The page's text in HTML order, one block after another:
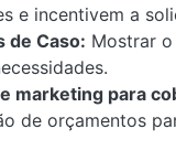
e incentivem a
de Caso: Mostrar
marketing para
de orçamentos